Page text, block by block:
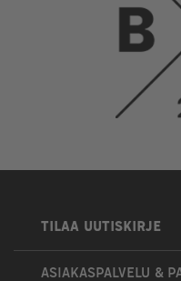
TILAA UUTISKIRJE
ASIAKASPALVELU &